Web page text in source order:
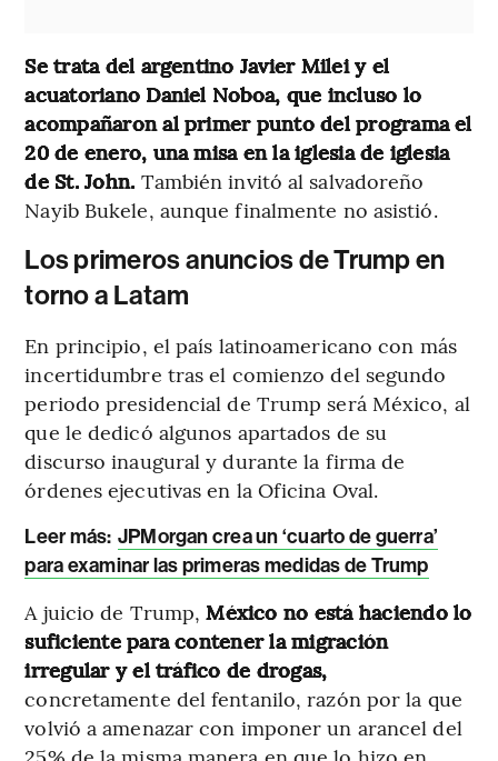
Se trata del argentino Javier Milei y el
acuatoriano Daniel Noboa, que incluso lo
acompañaron al primer punto del programa el
20 de enero, una misa en la iglesia de iglesia
de St. John. También invitó al salvadoreño
Nayib Bukele, aunque finalmente no asistió.
Los primeros anuncios de Trump en
torno a Latam
En principio, el país latinoamericano con más
incertidumbre tras el comienzo del segundo
periodo presidencial de Trump será México, al
que le dedicó algunos apartados de su
discurso inaugural y durante la firma de
órdenes ejecutivas en la Oficina Oval.
Leer más: JPMorgan crea un ‘cuarto de guerra’
para examinar las primeras medidas de Trump
A juicio de Trump,México no está haciendo lo
suficiente para contener la migración
irregular y el tráfico de drogas,
concretamente del fentanilo, razón por la que
volvió a amenazar con imponer un arancel del